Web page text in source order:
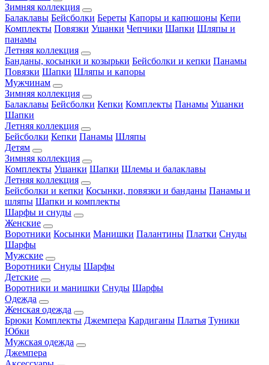
Зимняя коллекция
Балаклавы Бейсболки Береты Капоры и капюшоны Кепи
Комплекты Повязки Ушанки Чепчики Шапки Шляпы и
панамы
Летняя коллекция
Банданы, косынки и козырьки Бейсболки и кепки Панамы
Повязки Шапки Шляпы и капоры
Мужчинам
Зимняя коллекция
Балаклавы Бейсболки Кепки Комплекты Панамы Ушанки
Шапки
Летняя коллекция
Бейсболки Кепки Панамы Шляпы
Детям
Зимняя коллекция
Комплекты Ушанки Шапки Шлемы и балаклавы
Летняя коллекция
Бейсболки и кепки Косынки, повязки и банданы Панамы и
шляпы Шапки и комплекты
Шарфы и снуды
Женские
Воротники Косынки Манишки Палантины Платки Снуды
Шарфы
Мужские
Воротники Снуды Шарфы
Детские
Воротники и манишки Снуды Шарфы
Одежда
Женская одежда
Брюки Комплекты Джемпера Кардиганы Платья Туники
Юбки
Мужская одежда
Джемпера